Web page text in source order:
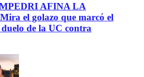
AFINA LA
el golazo que marcó el
de la UC contra